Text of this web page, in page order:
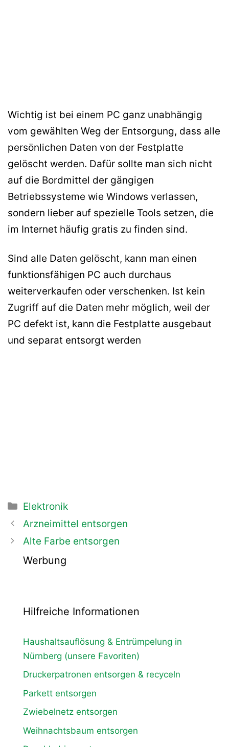
Wichtig ist bei einem PC ganz unabhängig
vom gewählten Weg der Entsorgung, dass alle
persönlichen Daten von der Festplatte
gelöscht werden. Dafür sollte man sich nicht
auf die Bordmittel der gängigen
Betriebssysteme wie Windows verlassen,
sondern lieber auf spezielle Tools setzen, die
im Internet häufig gratis zu finden sind.
Sind alle Daten gelöscht, kann man einen
funktionsfähigen PC auch durchaus
weiterverkaufen oder verschenken. Ist kein
Zugriff auf die Daten mehr möglich, weil der
PC defekt ist, kann die Festplatte ausgebaut
und separat entsorgt werden
Kategorien
Elektronik
Beitrags-
Navigation
Arzneimittel entsorgen
Alte Farbe entsorgen
Werbung
Hilfreiche Informationen
Haushaltsauflösung & Entrümpelung in
Nürnberg (unsere Favoriten)
Druckerpatronen entsorgen & recyceln
Parkett entsorgen
Zwiebelnetz entsorgen
Weihnachtsbaum entsorgen